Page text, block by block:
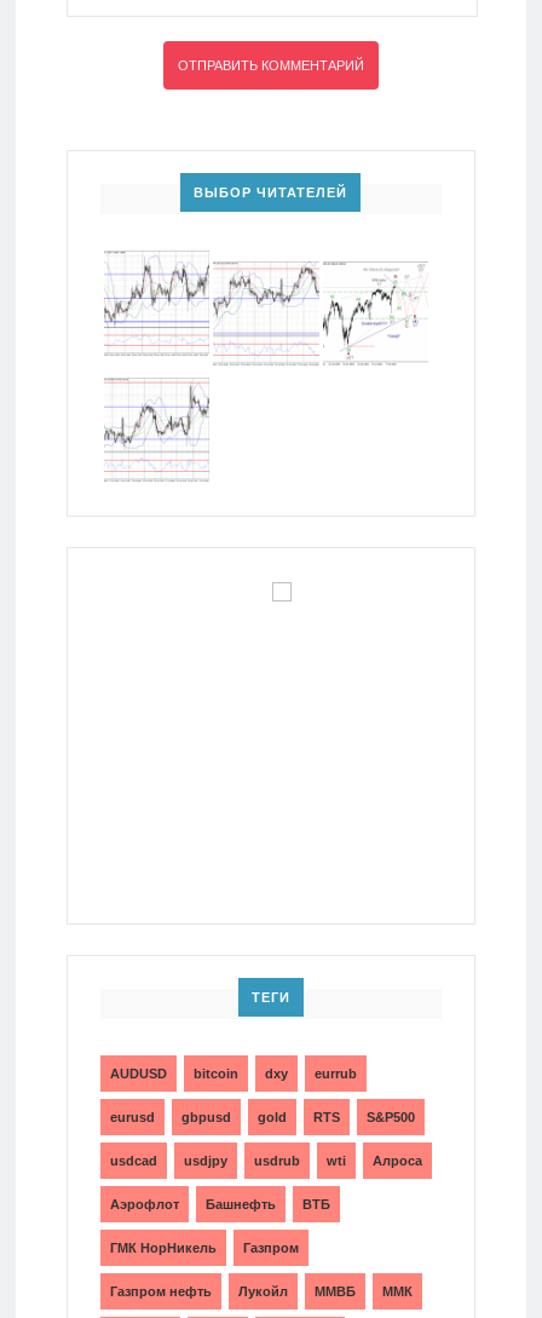
ВЫБОР ЧИТАТЕЛЕЙ
ТЕГИ
AUDUSD bitcoin dxy eurrub
eurusd gbpusd gold RTS S&P500
usdcad usdjpy usdrub wti Алроса
Аэрофлот Башнефть ВТБ
ГМК НорНикель Газпром
Газпром нефть Лукойл ММВБ ММК